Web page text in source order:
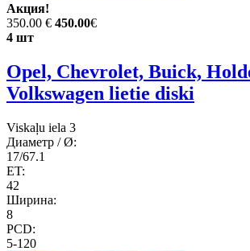
Акция!
350.00 € 450.00€
4 шт
Opel, Chevrolet, Buick,
Volkswagen lietie diski
Viskaļu iela 3
Диаметр / Ø:
17/67.1
ET:
42
Ширина:
8
PCD:
5-120